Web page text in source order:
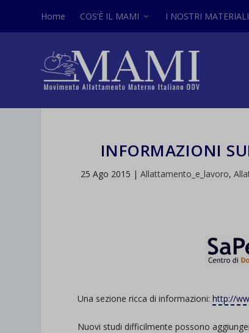
Home COS’È IL MAMI I NOSTRI MATERIALI
INFORMAZIONI
25 Ago 2015 | Allattamento_e_lavoro,
Una sezione ricca di informazioni:http://
Nuovi studi difficilmente possono